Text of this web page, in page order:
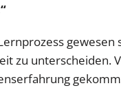
zu unterscheiden.